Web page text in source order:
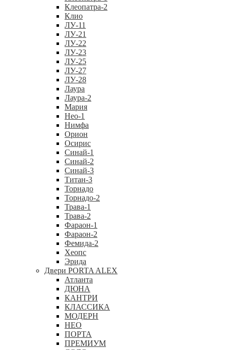
Клеопатра-2
Клио
ЛУ-11
ЛУ-21
ЛУ-22
ЛУ-23
ЛУ-25
ЛУ-27
ЛУ-28
Лаура
Лаура-2
Мария
Нео-1
Нимфа
Орион
Осирис
Синай-1
Синай-2
Синай-3
Титан-3
Торнадо
Торнадо-2
Трава-1
Трава-2
Фараон-1
Фараон-2
Фемида-2
Хеопс
Эрида
Двери PORTA ALEX
Атланта
ДЮНА
КАНТРИ
КЛАССИКА
МОДЕРН
НЕО
ПОРТА
ПРЕМИУМ